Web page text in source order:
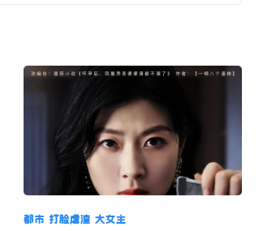
都市 打脸虐渣 大女主